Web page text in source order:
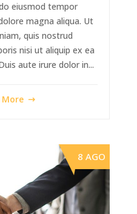
eiusmod tempor
magna aliqua. Ut
quis nostrud
nisi ut aliquip ex ea
aute irure dolor in...
More
8 AGO